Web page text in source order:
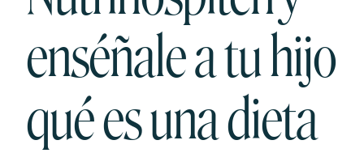
enséñale a tu hijo
qué es una dieta